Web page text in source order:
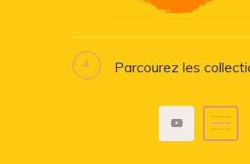
Parcourez les